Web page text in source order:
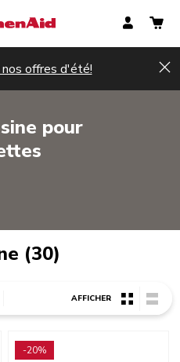
offres d'été!
pour
(30)
ascending
Price descending
AFFICHER
-20%